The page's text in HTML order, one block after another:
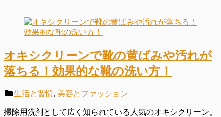
オキシクリーンで靴の黄ばみや汚れが
落ちる！効果的な靴の洗い方！
生活と習慣, 美容とファッション
掃除用洗剤として広く知られている人気のオキシクリーン。